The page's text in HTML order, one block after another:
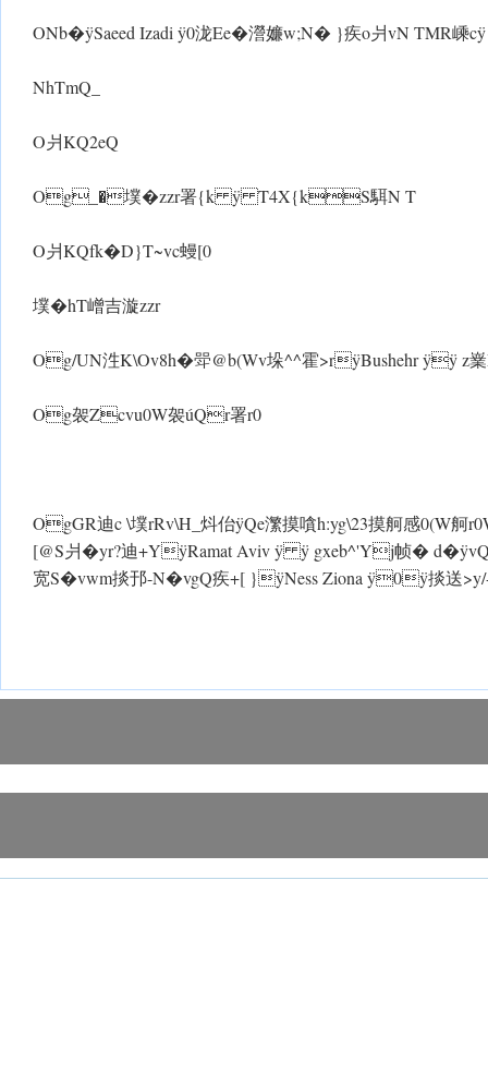
ONb�ÿSaeed Izadi ÿ0泷Ee�瀯嬚w;N� }疾o爿vN TMR嵊c ÿ
NhTmQ_
O爿KQ2eQ
Og_�墣�zzr署{k ÿ T4X{kS駬N T
O爿KQfk�D}T~vc蟃[0
墣�hT嶒吉漩zzr
Og/UN泩K\Ov8h�斝@b(Wv垛^^霍>rÿBushehr ÿÿ z
Og袈Zcvu0W袈úQr署r0
OgGR迪c \墣rRv\H_炓佁 ÿQe瀿摸嗿h:yg\23摸舸感0(W舸
[@S爿�yr?迪+YÿRamat Aviv ÿ ÿ gxeb^'Yj帧� d�
宽S�vwm掞邘-N�vgQ疾+[ }ÿNess Ziona ÿ0ÿ掞送